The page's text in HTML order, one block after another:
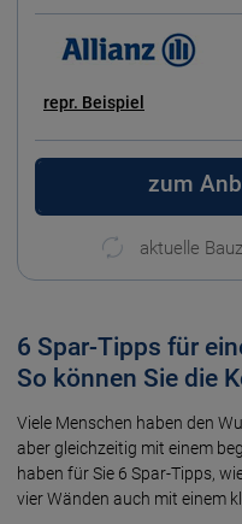
repr. Beispiel
aktuelle
zum
6 Spar-Tipps für
So können Sie die
Viele Menschen haben den
aber gleichzeitig mit einem
haben für Sie 6 Spar-Tipps,
vier Wänden auch mit einem